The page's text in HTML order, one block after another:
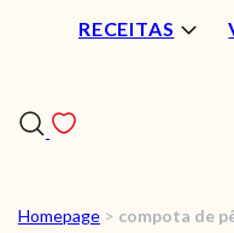
RECEITAS
Homepage > compota de